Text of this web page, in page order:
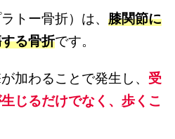
トー骨折）は、膝関節に
る骨折です。
加わることで発生し、 受
じるだけでなく、歩くこ